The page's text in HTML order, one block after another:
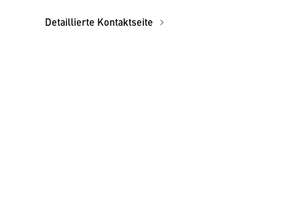
Detaillierte Kontaktseite